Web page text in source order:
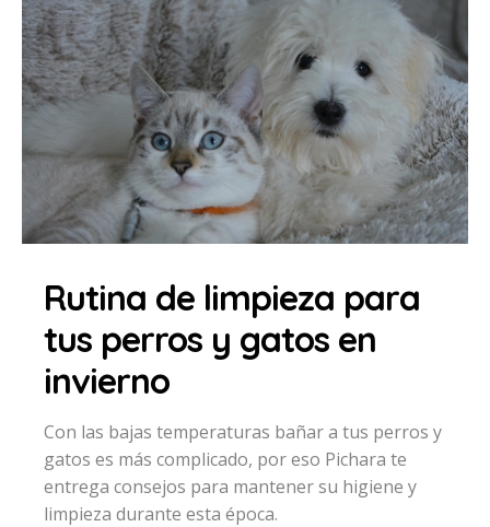
Rutina de limpieza para
tus perros y gatos en
invierno
Con las bajas temperaturas bañar a tus perros y
gatos es más complicado, por eso Pichara te
entrega consejos para mantener su higiene y
limpieza durante esta época.